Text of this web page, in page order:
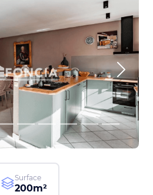
Next
Surface
200m²